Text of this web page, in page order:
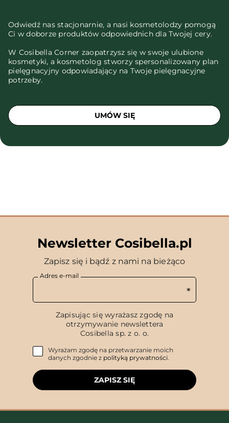
Odwiedź nas stacjonarnie, a nasi kosmetolodzy pomogą
Ci w doborze produktów odpowiednich dla Twojej cery.
W Cosibella Corner zaopatrzysz się w swoje ulubione
kosmetyki, a kosmetolog stworzy spersonalizowany plan
pielęgnacyjny odpowiadający na Twoje pielęgnacyjne
potrzeby.
UMÓW SIĘ
Newsletter Cosibella.pl
Zapisz się i bądź z nami na bieżąco
Adres e-mail
Zapisując się wyrażasz zgodę na
otrzymywanie newslettera
Cosibella sp. z o. o.
Wyrażam zgodę na przetwarzanie moich
danych zgodnie z polityką prywatności.
ZAPISZ SIĘ